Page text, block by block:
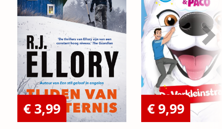
€ 3,99 € 9,99